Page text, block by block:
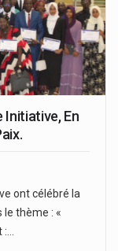
Initiative, En
ont célébré la
thème : «